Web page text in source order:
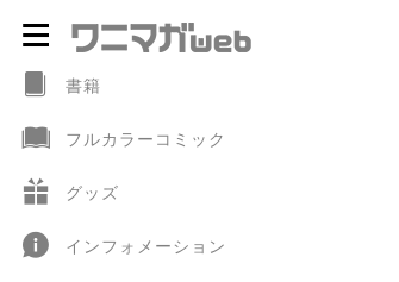
ナ
ー
シ
ン
コ
ン
ツ
ス
書籍
フルカラーコミック
グッズ
インフォメーション